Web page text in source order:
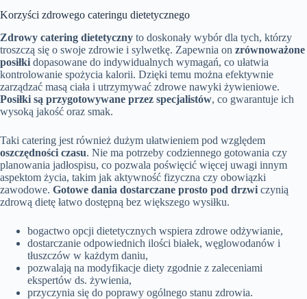
Korzyści zdrowego cateringu dietetycznego
Zdrowy catering dietetyczny to doskonały wybór dla tych, którzy
troszczą się o swoje zdrowie i sylwetkę. Zapewnia on zrównoważone
posiłki dopasowane do indywidualnych wymagań, co ułatwia
kontrolowanie spożycia kalorii. Dzięki temu można efektywnie
zarządzać masą ciała i utrzymywać zdrowe nawyki żywieniowe.
Posiłki są przygotowywane przez specjalistów, co gwarantuje ich
wysoką jakość oraz smak.
Taki catering jest również dużym ułatwieniem pod względem
oszczędności czasu. Nie ma potrzeby codziennego gotowania czy
planowania jadłospisu, co pozwala poświęcić więcej uwagi innym
aspektom życia, takim jak aktywność fizyczna czy obowiązki
zawodowe. Gotowe dania dostarczane prosto pod drzwi czynią
zdrową dietę łatwo dostępną bez większego wysiłku.
bogactwo opcji dietetycznych wspiera zdrowe odżywianie,
dostarczanie odpowiednich ilości białek, węglowodanów i
tłuszczów w każdym daniu,
pozwalają na modyfikacje diety zgodnie z zaleceniami
ekspertów ds. żywienia,
przyczynia się do poprawy ogólnego stanu zdrowia.